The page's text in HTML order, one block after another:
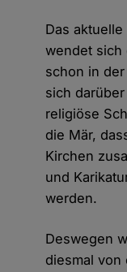
Das
wendet sich
schon in
sich
religiöse
die Mär,
Kirchen
und
werden.
Deswegen
diesmal von